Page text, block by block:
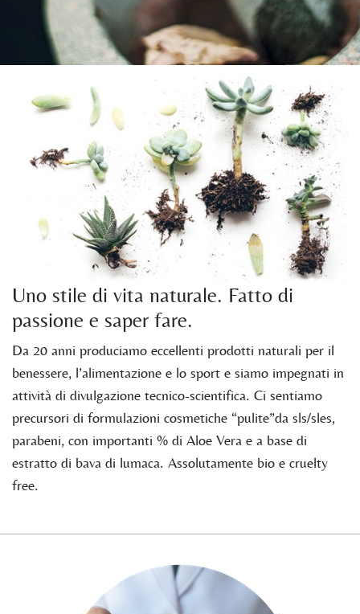
Uno stile di vita naturale. Fatto di
passione e saper fare.
Da 20 anni produciamo eccellenti prodotti naturali per il
benessere, l’alimentazione e lo sport e siamo impegnati in
attività di divulgazione tecnico-scientifica. Ci sentiamo
precursori di formulazioni cosmetiche “pulite”da sls/sles,
parabeni, con importanti % di Aloe Vera e a base di
estratto di bava di lumaca. Assolutamente bio e cruelty
free.